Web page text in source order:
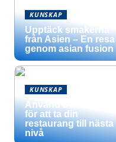
KUNSKAP
Upptäck smakerna
från Asien – En resa
genom asian fusion
KUNSKAP
Använd dessa tips
för att ta din
restaurang till nästa
nivå